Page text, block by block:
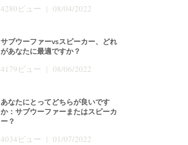
4280ビュー | 08/04/2022
サブウーファーvsスピーカー、どれ
があなたに最適ですか？
4179ビュー | 08/06/2022
あなたにとってどちらが良いです
か：サブウーファーまたはスピーカ
ー？
4034ビュー | 01/07/2022